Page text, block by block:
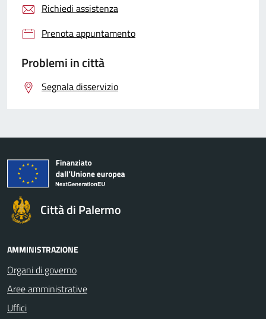
Richiedi assistenza
Prenota appuntamento
Problemi in città
Segnala disservizio
Città di Palermo
AMMINISTRAZIONE
Organi di governo
Aree amministrative
Uffici